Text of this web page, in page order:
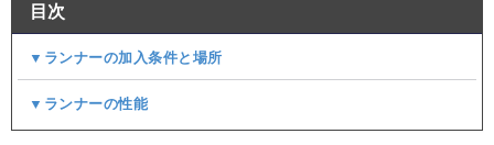
目次
▼ランナーの加入条件と場所
▼ランナーの性能